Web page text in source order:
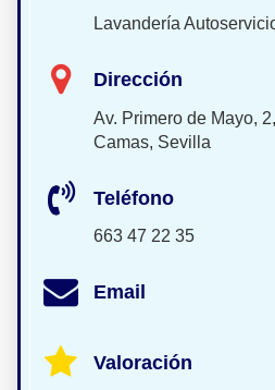
Lavandería
Dirección
Av. Primero de Mayo,
Camas, Sevilla
Teléfono
663 47 22 35
Email
Valoración